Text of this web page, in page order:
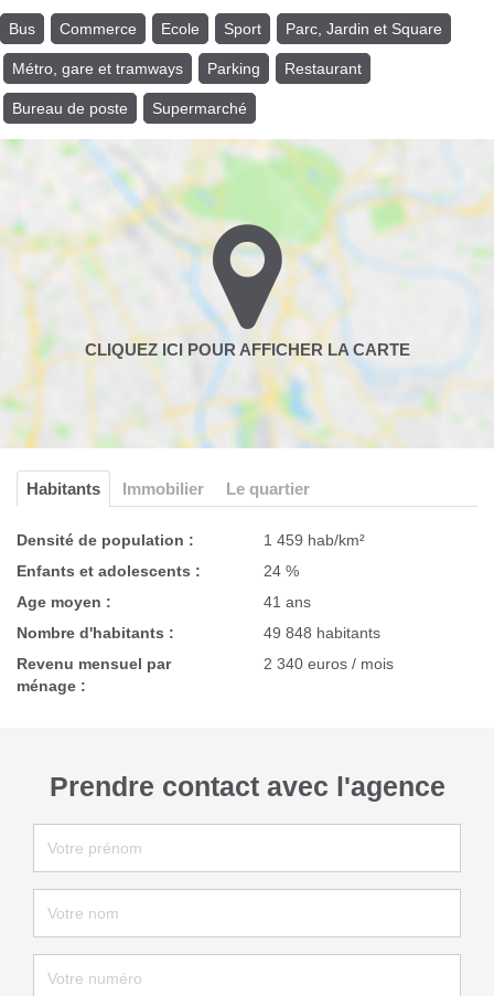
Bus Commerce Ecole Sport Parc, Jardin et Square
Métro, gare et tramways Parking Restaurant
Bureau de poste Supermarché
Habitants Immobilier Le quartier
Densité de population :
1 459 hab/km²
Enfants et adolescents :
24 %
Age moyen :
41 ans
Nombre d'habitants :
49 848 habitants
Revenu mensuel par
ménage :
2 340 euros / mois
Prendre contact avec l'agence